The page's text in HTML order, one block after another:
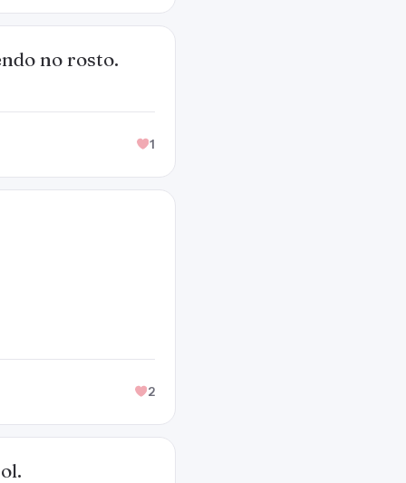
no rosto.
1
2